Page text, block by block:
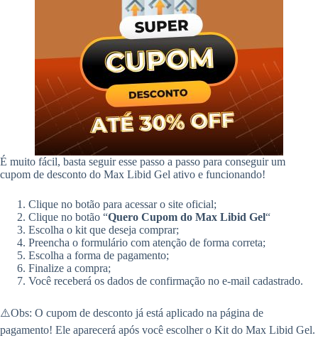
É muito fácil, basta seguir esse passo a passo para conseguir um
cupom de desconto do Max Libid Gel ativo e funcionando!
Clique no botão para acessar o site oficial;
Clique no botão “Quero Cupom do Max Libid Gel“
Escolha o kit que deseja comprar;
Preencha o formulário com atenção de forma correta;
Escolha a forma de pagamento;
Finalize a compra;
Você receberá os dados de confirmação no e-mail cadastrado.
⚠️Obs: O cupom de desconto já está aplicado na página de
pagamento! Ele aparecerá após você escolher o Kit do Max Libid Gel.